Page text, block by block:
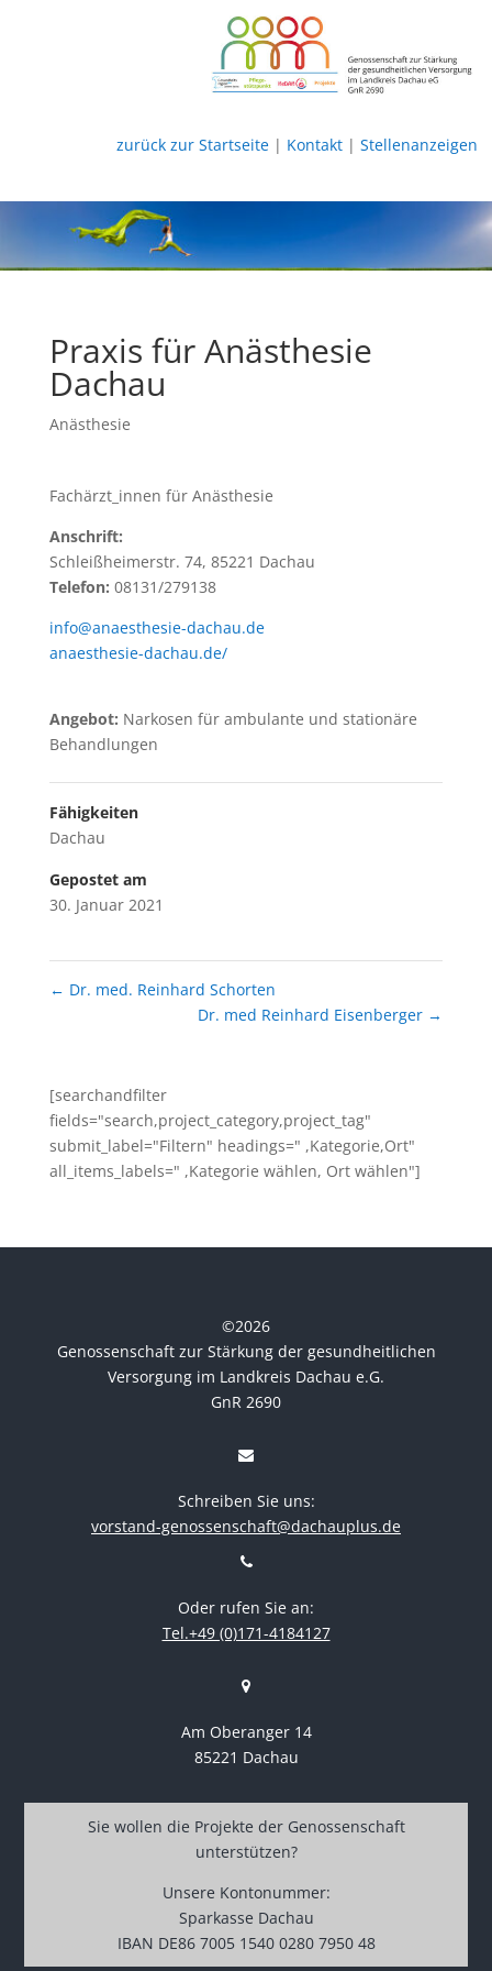
zurück zur Startseite| Kontakt| Stellenanzeigen
Praxis für Anästhesie
Dachau
Anästhesie
Fachärzt_innen für Anästhesie
Anschrift:
Schleißheimerstr. 74, 85221 Dachau
Telefon: 08131/279138
info@anaesthesie-dachau.de
anaesthesie-dachau.de/
Angebot: Narkosen für ambulante und stationäre
Behandlungen
Fähigkeiten
Dachau
Gepostet am
30. Januar 2021
← Dr. med. Reinhard Schorten
Dr. med Reinhard Eisenberger →
[searchandfilter
fields="search,project_category,project_tag"
submit_label="Filtern" headings=" ,Kategorie,Ort"
all_items_labels=" ,Kategorie wählen, Ort wählen"]
©2026
Genossenschaft zur Stärkung der gesundheitlichen
Versorgung im Landkreis Dachau e.G.
GnR 2690
Schreiben Sie uns:
vorstand-genossenschaft@dachauplus.de
Oder rufen Sie an:
Tel.+49 (0)171-4184127
Am Oberanger 14
85221 Dachau
Sie wollen die Projekte der Genossenschaft
unterstützen?
Unsere Kontonummer:
Sparkasse Dachau
IBAN DE86 7005 1540 0280 7950 48